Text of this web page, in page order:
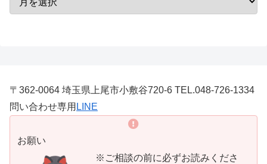
〒362-0064 埼玉県上尾市小敷谷720-6 TEL.048-726-1334
問い合わせ専用 LINE
お願い
※ご相談の前に必ずお読みくださ